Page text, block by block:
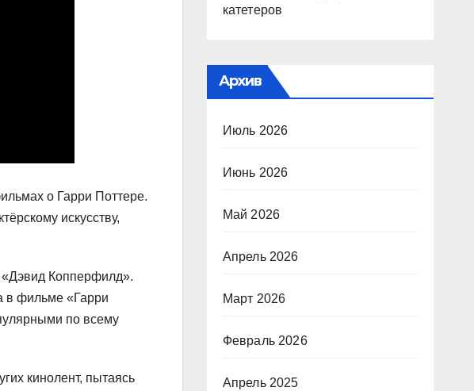
о Гарри Поттере.
искусству,
Копперфилд».
в фильме «Гарри
по всему
кинолент, пытаясь
катетеров
Архив
Июль 2026
Июнь 2026
Май 2026
Апрель 2026
Март 2026
Февраль 2026
Апрель 2025